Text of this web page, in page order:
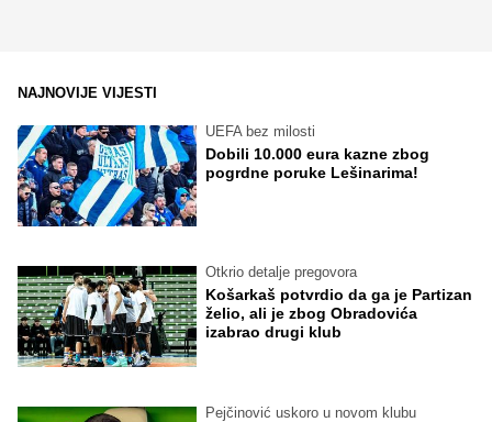
NAJNOVIJE VIJESTI
UEFA bez milosti
Dobili 10.000 eura kazne zbog
pogrdne poruke Lešinarima!
Otkrio detalje pregovora
Košarkaš potvrdio da ga je Partizan
želio, ali je zbog Obradovića
izabrao drugi klub
Pejčinović uskoro u novom klubu